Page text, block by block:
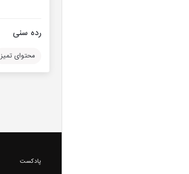
رده سنی
محتوای تمیز
پادکست